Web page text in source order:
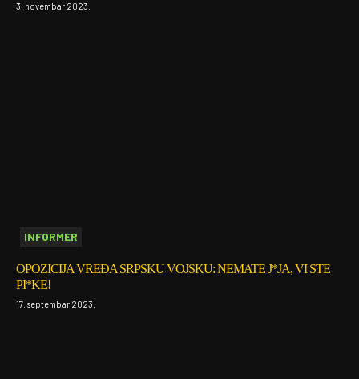
3. novembar 2023.
INFORMER
OPOZICIJA VREĐA SRPSKU VOJSKU: NEMATE J*JA, VI STE
PI*KE!
17. septembar 2023.